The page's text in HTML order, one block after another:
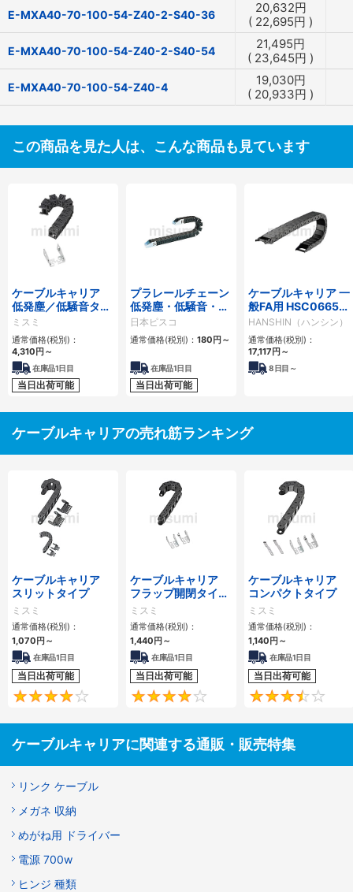
E-MXA40-70-100-54-Z40-2-S40-36 20,632円
( 22,695円 )
E-MXA40-70-100-54-Z40-2-S40-54 21,495円
( 23,645円 )
E-MXA40-70-100-54-Z40-4 19,030円
( 20,933円 )
この商品を見た人は、こんな商品も見ています
ケーブルキャリア
低発塵／低騒音タイ
プ
ミスミ
通常価格(税別)：
4,310 円 ～
在庫品1日目
当日出荷可能
プラレールチェーン
低発塵・低騒音・フ
ラップ開閉・ヒンジ
連結タイプ SCシリ
ーズ
日本ピスコ
通常価格(税別)： 180 円 ～
在庫品1日目
当日出荷可能
ケーブルキャリア 一
般FA用 HSC0665シ
リーズ
HANSHIN（ハンシン）
通常価格(税別)：
17,117 円 ～
8日目～
ケーブルキャリアの売れ筋ランキング
ケーブルキャリア
スリットタイプ
ミスミ
通常価格(税別)：
1,070 円 ～
在庫品1日目
当日出荷可能
4.1
ケーブルキャリア
フラップ開閉タイ
プ 本体＋取付金具
ミスミ
通常価格(税別)：
1,440 円 ～
在庫品1日目
当日出荷可能
4.2
ケーブルキャリア
コンパクトタイプ
ミスミ
通常価格(税別)：
1,140 円 ～
在庫品1日目
当日出荷可能
ケーブルキャリアに関連する通販・販売特集
リンク ケーブル
メガネ 収納
めがね用 ドライバー
電源 700w
ヒンジ 種類